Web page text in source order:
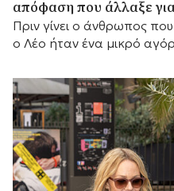
απόφαση που άλλαξε
Πριν γίνει ο άνθρωπος
ο Λέο ήταν ένα μικρό
κυνηγήσει μαζί του